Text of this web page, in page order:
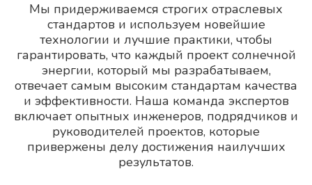
Мы придерживаемся строгих отраслевых
стандартов и используем новейшие
технологии и лучшие практики, чтобы
гарантировать, что каждый проект солнечной
энергии, который мы разрабатываем,
отвечает самым высоким стандартам качества
и эффективности. Наша команда экспертов
включает опытных инженеров, подрядчиков и
руководителей проектов, которые
привержены делу достижения наилучших
результатов.